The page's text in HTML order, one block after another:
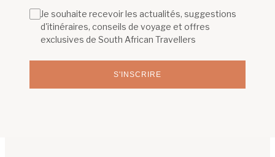
S'INSCRIRE
Je souhaite recevoir les actualités, suggestions
d'itinéraires, conseils de voyage et offres
exclusives de South African Travellers